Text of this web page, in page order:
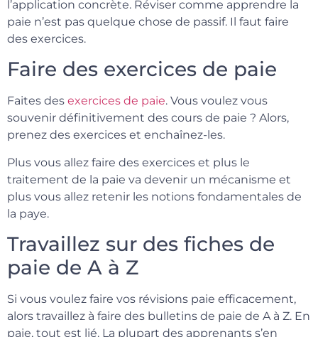
l’application concrète. Réviser comme apprendre la
paie n’est pas quelque chose de passif. Il faut faire
des exercices.
Faire des exercices de paie
Faites des exercices de paie. Vous voulez vous
souvenir définitivement des cours de paie ? Alors,
prenez des exercices et enchaînez-les.
Plus vous allez faire des exercices et plus le
traitement de la paie va devenir un mécanisme et
plus vous allez retenir les notions fondamentales de
la paye.
Travaillez sur des fiches de
paie de A à Z
Si vous voulez faire vos révisions paie efficacement,
alors travaillez à faire des bulletins de paie de A à Z. En
paie, tout est lié. La plupart des apprenants s’en